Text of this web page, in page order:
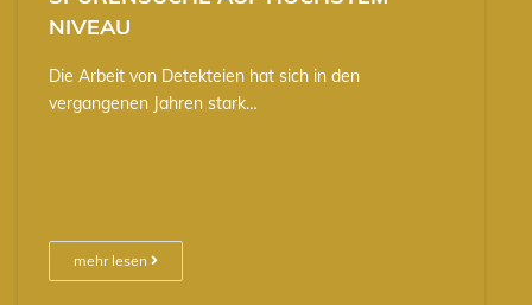
NIVEAU
Die Arbeit von Detekteien hat sich in den
vergangenen Jahren stark…
mehr lesen